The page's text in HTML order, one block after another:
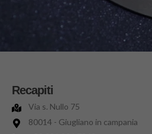
Recapiti
Via s. Nullo 75
80014 - Giugliano in campania